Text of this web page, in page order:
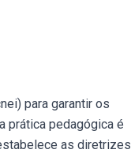
para garantir os
prática pedagógica é
as diretrizes